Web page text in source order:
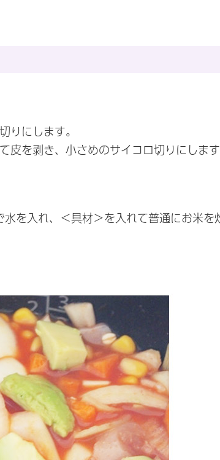
りにします。
皮を剥き、小さめのサイコロ切りにします
を入れ、＜具材＞を入れて普通にお米を